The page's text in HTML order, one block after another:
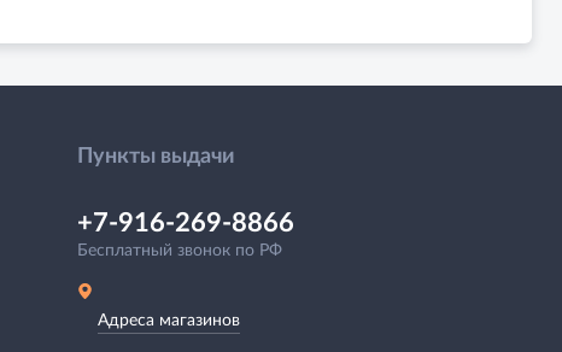
Пункты выдачи
+7-916-269-8866
Бесплатный звонок по РФ
Адреса магазинов